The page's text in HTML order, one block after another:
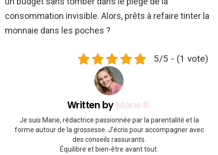
consommation invisible. Alors, prêts à refaire tinter la
monnaie dans les poches ?
5/5 - (1 vote)
Written byMarie R.
Je suis Marie, rédactrice passionnée par la parentalité et la
forme autour de la grossesse. J’écris pour accompagner avec
des conseils rassurants.
Équilibre et bien-être avant tout.